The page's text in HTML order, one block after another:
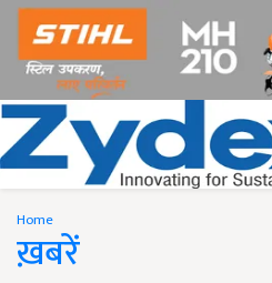
Home
ख़बरें